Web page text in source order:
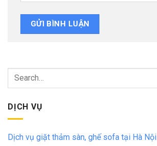
DỊCH VỤ
Dịch vụ giặt thảm sàn, ghế sofa tại Hà Nội